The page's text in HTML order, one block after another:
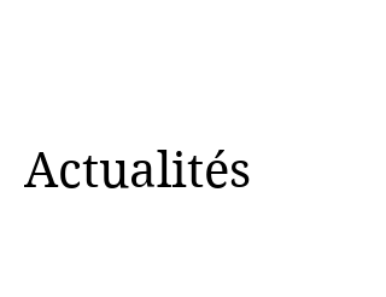
Actualités